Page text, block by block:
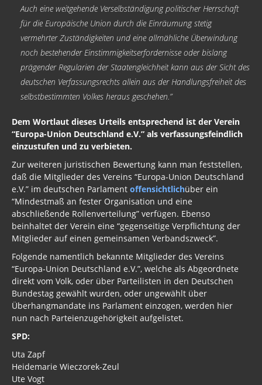
Wikileaks Daten
Bücher pdf
BRD / Deutschland
Faschisten heute / Mittäter
Bildungsmisere
Lügenpresse / Lückenpresse
Befehlsempfänger / Mittäter
BRD Archiv
Asyl 2017
Asyl 2016
ASYLINDUSTRIE
Extremismus
SPD - Medien Imperium
Auch eine weitgehende Verselbständigung politischer Herrschaft
für die Europäische Union durch die Einräumung stetig
vermehrter Zuständigkeiten und eine allmähliche Überwindung
noch bestehender Einstimmigkeitserfordernisse oder bislang
prägender Regularien der Staatengleichheit kann aus der Sicht des
deutschen Verfassungsrechts allein aus der Handlungsfreiheit des
selbstbestimmten Volkes heraus geschehen.”
Dem Wortlaut dieses Urteils entsprechend ist der Verein
“Europa-Union Deutschland e.V.” als verfassungsfeindlich
einzustufen und zu verbieten.
Zur weiteren juristischen Bewertung kann man feststellen,
daß die Mitglieder des Vereins “Europa-Union Deutschland
e.V.” im deutschen Parlament offensichtlichüber ein
“Mindestmaß an fester Organisation und eine
abschließende Rollenverteilung” verfügen. Ebenso
beinhaltet der Verein eine “gegenseitige Verpflichtung der
Mitglieder auf einen gemeinsamen Verbandszweck”.
Folgende namentlich bekannte Mitglieder des Vereins
“Europa-Union Deutschland e.V.”, welche als Abgeordnete
direkt vom Volk, oder über Parteilisten in den Deutschen
Bundestag gewählt wurden, oder ungewählt über
Überhangmandate ins Parlament einzogen, werden hier
nun nach Parteienzugehörigkeit aufgelistet.
SPD:
Uta Zapf
Heidemarie Wieczorek-Zeul
Ute Vogt